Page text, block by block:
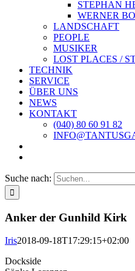
STEPHAN
WERNER
LANDSCHAFT
PEOPLE
MUSIKER
LOST PLACES /
TECHNIK
SERVICE
ÜBER UNS
NEWS
KONTAKT
(040) 80 60 91 82
Suche nach:
Anker der Gunhild Kirk
Iris2018-09-18T17:29:15+02:00
Dockside